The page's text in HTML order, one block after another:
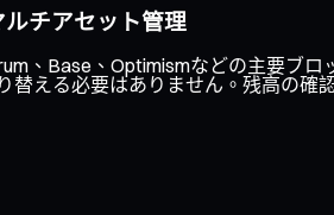
チアセット管理
、Base、Optimismなどの主要ブ
替える必要はありません。残高の確